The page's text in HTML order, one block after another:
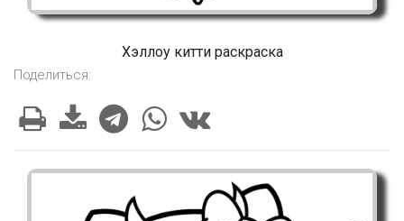
Хэллоу китти раскраска
Поделиться: